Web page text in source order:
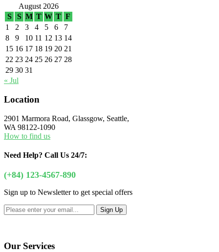
August 2026
S
S M T W T F
1
2 3 4 5 6
7
8
9 10 11 12 13 14
15 16 17 18 19 20 21
22 23 24 25 26 27 28
29 30 31
« Jul
Location
2901 Marmora Road, Glassgow, Seattle,
WA 98122-1090
How to find us
Need Help? Call Us 24/7:
(+84) 123-4567-890
Sign up to Newsletter to get special offers
Our Services